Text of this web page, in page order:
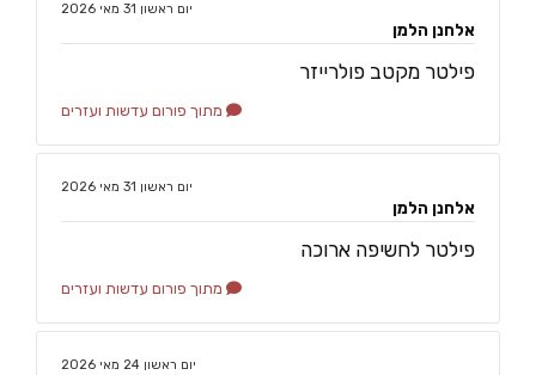
‏יום ראשון ‏31 ‏מאי ‏2026
אלחנן הלמן
פילטר מקטב פולרייזר
מתוך פורום עדשות ועזרים
‏יום ראשון ‏31 ‏מאי ‏2026
אלחנן הלמן
פילטר לחשיפה ארוכה
מתוך פורום עדשות ועזרים
‏יום ראשון ‏24 ‏מאי ‏2026